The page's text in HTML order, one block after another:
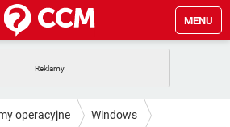
MENU
WHATSAPP
operacyjne Windows